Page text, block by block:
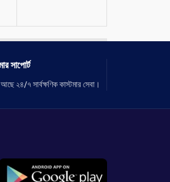
সাপোর্ট
২৪/৭ সার্বক্ষণিক কাস্টমার সেবা।